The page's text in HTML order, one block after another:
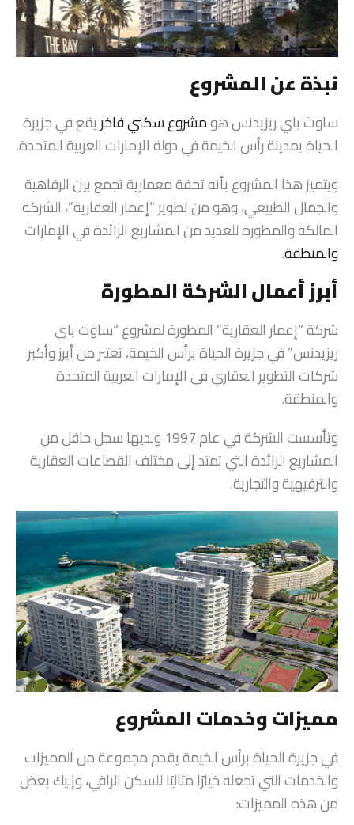
نبذة عن المشروع
ساوث باي ريزيدنس هومشروع سكني فاخر يقع في جزيرة
الحياة بمدينة رأس الخيمة في دولة الإمارات العربية المتحدة.
ويتميز هذا المشروع بأنه تحفة معمارية تجمع بين الرفاهية
والجمال الطبيعي، وهو من تطوير “إعمار العقارية”، الشركة
المالكة والمطورة للعديد من المشاريع الرائدة في الإمارات
والمنطقة.
أبرز أعمال الشركة المطورة
شركة “إعمار العقارية” المطورة لمشروع “ساوث باي
ريزيدنس” في جزيرة الحياة برأس الخيمة، تعتبر من أبرز وأكبر
شركات التطوير العقاري في الإمارات العربية المتحدة
والمنطقة.
وتأسست الشركة في عام 1997 ولديها سجل حافل من
المشاريع الرائدة التي تمتد إلى مختلف القطاعات العقارية
والترفيهية والتجارية.
مميزات وخدمات المشروع
في جزيرة الحياة برأس الخيمة يقدم مجموعة من المميزات
والخدمات التي تجعله خيارًا مثاليًا للسكن الراقي، وإليك بعض
من هذه المميزات: